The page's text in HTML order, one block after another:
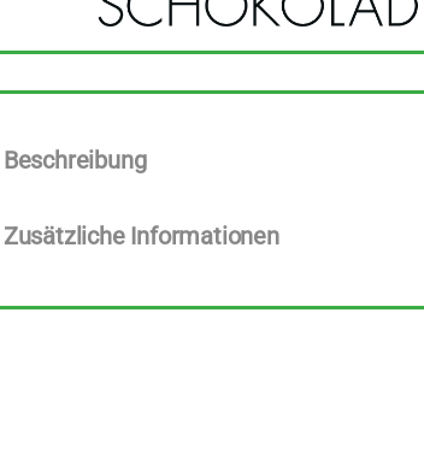
Beschreibung
Zusätzliche Informationen